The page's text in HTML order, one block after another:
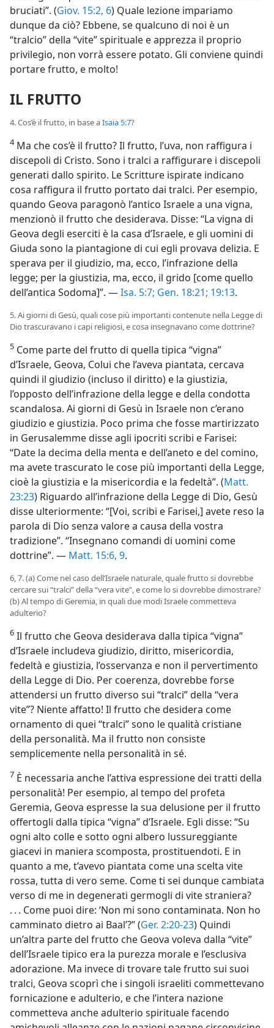
bruciati”. (Giov. 15:2, 6) Quale lezione impariamo
dunque da ciò? Ebbene, se qualcuno di noi è un
“tralcio” della “vite” spirituale e apprezza il proprio
privilegio, non vorrà essere potato. Gli conviene quindi
portare frutto, e molto!
IL FRUTTO
4. Cos’è il frutto, in base aIsaia 5:7?
4Ma che cos’è il frutto? Il frutto, l’uva, non raffigura i
discepoli di Cristo. Sono i tralci a raffigurare i discepoli
generati dallo spirito. Le Scritture ispirate indicano
cosa raffigura il frutto portato dai tralci. Per esempio,
quando Geova paragonò l’antico Israele a una vigna,
menzionò il frutto che desiderava. Disse: “La vigna di
Geova degli eserciti è la casa d’Israele, e gli uomini di
Giuda sono la piantagione di cui egli provava delizia. E
sperava per il giudizio, ma, ecco, l’infrazione della
legge; per la giustizia, ma, ecco, il grido [come quello
dell’antica Sodoma]”. —Isa. 5:7; Gen. 18:21; 19:13.
5. Ai giorni di Gesù, quali cose più importanti contenute nella Legge di
Dio trascuravano i capi religiosi, e cosa insegnavano come dottrine?
5 Come parte del frutto di quella tipica “vigna”
d’Israele, Geova, Colui che l’aveva piantata, cercava
quindi il giudizio (incluso il diritto) e la giustizia,
l’opposto dell’infrazione della legge e della condotta
scandalosa. Ai giorni di Gesù in Israele non c’erano
giudizio e giustizia. Poco prima che fosse martirizzato
in Gerusalemme disse agli ipocriti scribi e Farisei:
“Date la decima della menta e dell’aneto e del comino,
ma avete trascurato le cose più importanti della Legge,
cioè la giustizia e la misericordia e la fedeltà”. (Matt.
23:23) Riguardo all’infrazione della Legge di Dio, Gesù
disse ulteriormente: “[Voi, scribi e Farisei,] avete reso la
parola di Dio senza valore a causa della vostra
tradizione”. “Insegnano comandi di uomini come
dottrine”. — Matt. 15:6, 9.
6, 7. (a) Come nel caso dell’Israele naturale, quale frutto si dovrebbe
cercare sui “tralci” della “vera vite”, e come lo si dovrebbe dimostrare?
(b) Al tempo di Geremia, in quali due modi Israele commetteva
adulterio?
6 Il frutto che Geova desiderava dalla tipica “vigna”
d’Israele includeva giudizio, diritto, misericordia,
fedeltà e giustizia, l’osservanza e non il pervertimento
della Legge di Dio. Per coerenza, dovrebbe forse
attendersi un frutto diverso sui “tralci” della “vera
vite”? Niente affatto! Il frutto che desidera come
ornamento di quei “tralci” sono le qualità cristiane
della personalità. Ma il frutto non consiste
semplicemente nella personalità in sé.
7 È necessaria anche l’attiva espressione dei tratti della
personalità! Per esempio, al tempo del profeta
Geremia, Geova espresse la sua delusione per il frutto
offertogli dalla tipica “vigna” d’Israele. Egli disse: “Su
ogni alto colle e sotto ogni albero lussureggiante
giacevi in maniera scomposta, prostituendoti. E in
quanto a me, t’avevo piantata come una scelta vite
rossa, tutta di vero seme. Come ti sei dunque cambiata
verso di me in degenerati germogli di vite straniera?
. . . Come puoi dire: ‘Non mi sono contaminata. Non ho
camminato dietro ai Baal’?” (Ger. 2:20-23) Quindi
un’altra parte del frutto che Geova voleva dalla “vite”
dell’Israele tipico era la purezza morale e l’esclusiva
adorazione. Ma invece di trovare tale frutto sui suoi
tralci, Geova scoprì che i singoli israeliti commettevano
fornicazione e adulterio, e che l’intera nazione
commetteva anche adulterio spirituale facendo